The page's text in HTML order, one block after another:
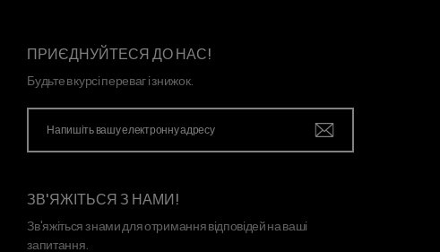
ПРИЄДНУЙТЕСЯ ДО НАС!
Будьте в курсі переваг і знижок.
ЗВ'ЯЖІТЬСЯ З НАМИ!
Зв'яжіться з нами для отримання відповідей на ваші
запитання.